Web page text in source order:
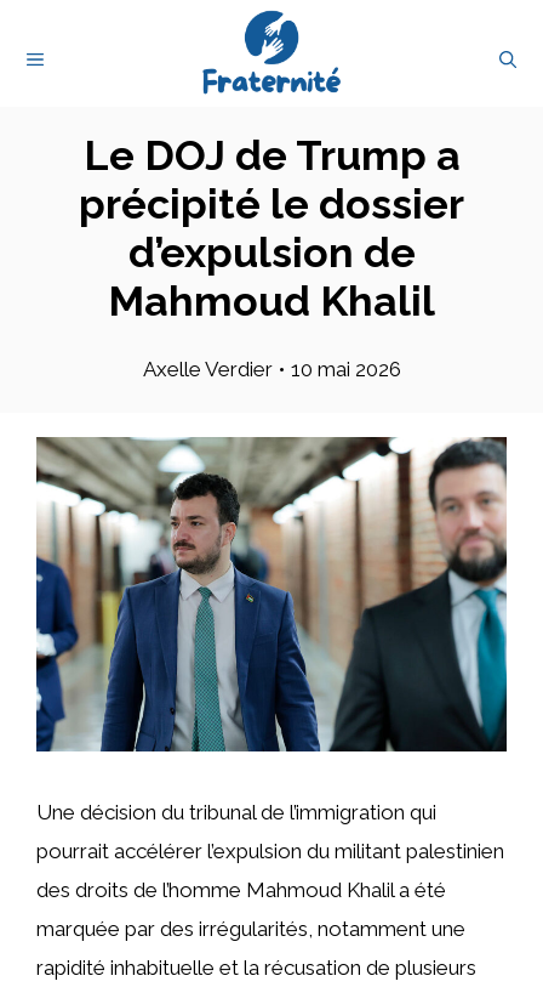
MENU
Le DOJ de Trump a
précipité le dossier
d’expulsion de
Mahmoud Khalil
Axelle Verdier • 10 mai 2026
Une décision du tribunal de l’immigration qui
pourrait accélérer l’expulsion du militant palestinien
des droits de l’homme Mahmoud Khalil a été
marquée par des irrégularités, notamment une
rapidité inhabituelle et la récusation de plusieurs